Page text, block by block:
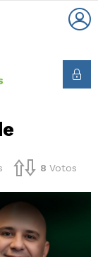
8 Votos